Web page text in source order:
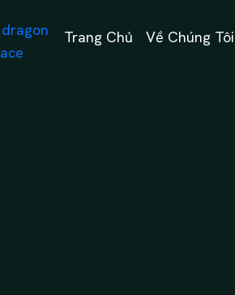
Trang Chủ Về Chúng Tôi